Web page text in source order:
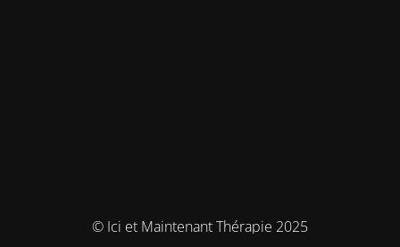
© Ici et Maintenant Thérapie 2025